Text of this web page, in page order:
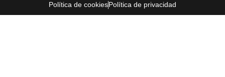
Política de cookiesPolítica de privacidad